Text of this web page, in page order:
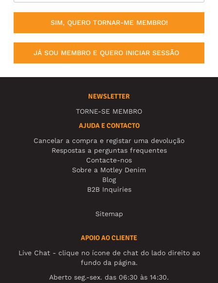
SIM, QUERO TORNAR-ME MEMBRO!
JÁ SOU MEMBRO E QUERO INICIAR SESSÃO
NEWSLETTER
TORNE-SE MEMBRO
AJUDA E CONTACTO
Cancelar a compra e registar uma devolução
Respostas a perguntas frequentes
Contacte-nos
Sobre a Motley Denim
Blog
B2B Inquiries
Sitemap
APOIO AO CLIENTE
Live Chat - clique no ícone de chat do lado direito ao
fundo da página.
Aberto seg.-sex. das 06:30 às 14:30.